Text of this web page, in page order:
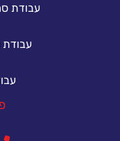
עבודת
עבודת